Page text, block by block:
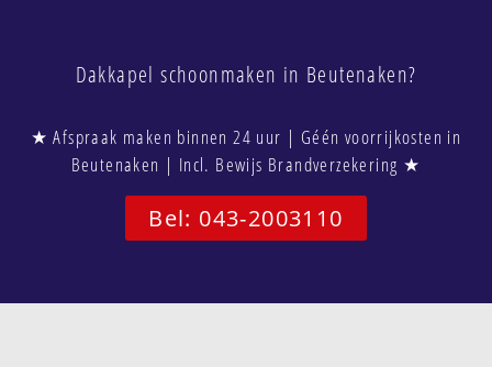
Dakkapel schoonmaken in Beutenaken?
★ Afspraak maken binnen 24 uur | Géén voorrijkosten in
Beutenaken | Incl. Bewijs Brandverzekering ★
Bel: 043-2003110